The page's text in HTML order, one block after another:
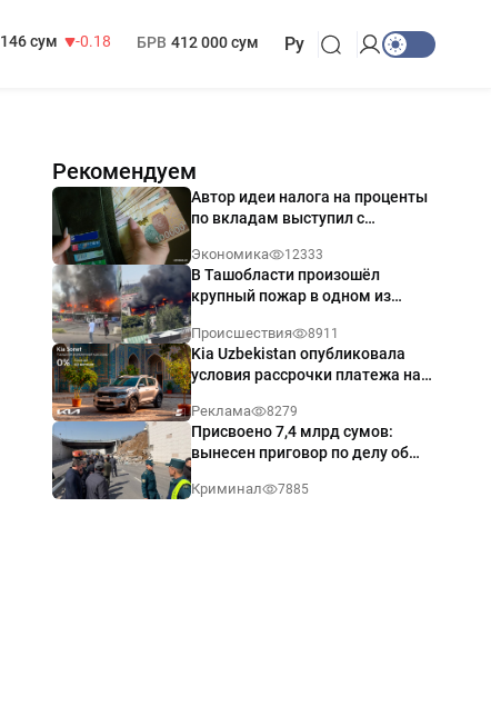
146 сум
-0.18
БРВ 412 000 сум Ру
Рекомендуем
Автор идеи налога на проценты
по вкладам выступил с
Экономика 12333
В Ташобласти произошёл
крупный пожар в одном из
Происшествия 8911
Kia Uzbekistan опубликовала
условия рассрочки платежа на
годовых
Реклама 8279
Присвоено 7,4 млрд сумов:
вынесен приговор по делу об
Ташкенте
Криминал 7885